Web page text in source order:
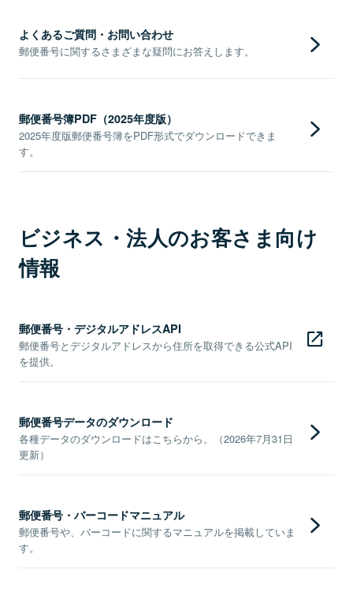
よくあるご質問・お問い合わせ
郵便番号に関するさまざまな疑問にお答えします。
郵便番号簿PDF（2025年度版）
2025年度版郵便番号簿をPDF形式でダウンロードできま
す。
ビジネス・法人のお客さま向け
情報
郵便番号・デジタルアドレスAPI
郵便番号とデジタルアドレスから住所を取得できる公式API
を提供。
郵便番号データのダウンロード
各種データのダウンロードはこちらから。（2026年7月31日
更新）
郵便番号・バーコードマニュアル
郵便番号や、バーコードに関するマニュアルを掲載していま
す。